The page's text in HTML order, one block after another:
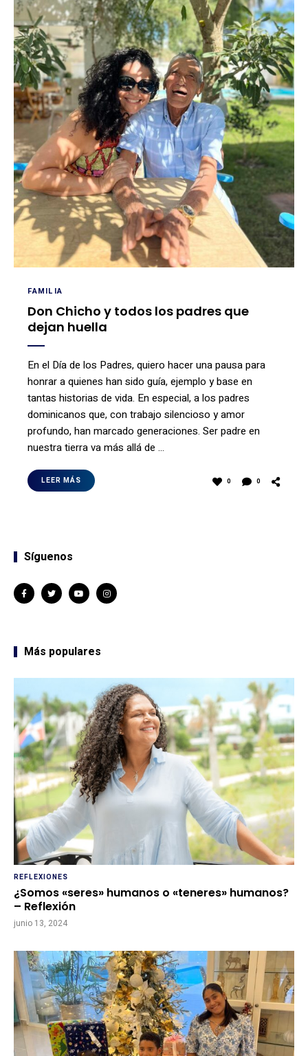
FAMILIA
Don Chicho y todos los padres que
dejan huella
En el Día de los Padres, quiero hacer una pausa para
honrar a quienes han sido guía, ejemplo y base en
tantas historias de vida. En especial, a los padres
dominicanos que, con trabajo silencioso y amor
profundo, han marcado generaciones. Ser padre en
nuestra tierra va más allá de …
LEER MÁS 0 0
Síguenos
Más populares
REFLEXIONES
¿Somos «seres» humanos o «teneres» humanos?
– Reflexión
junio 13, 2024